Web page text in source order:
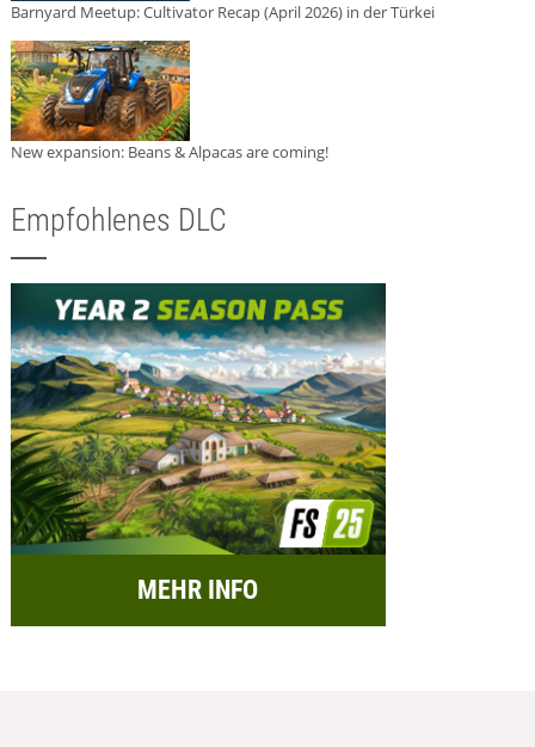
Barnyard Meetup: Cultivator Recap (April 2026) in der Türkei
New expansion: Beans & Alpacas are coming!
Empfohlenes DLC
MEHR INFO